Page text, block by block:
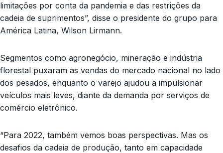
limitações por conta da pandemia e das restrições da
cadeia de suprimentos”, disse o presidente do grupo para
América Latina, Wilson Lirmann.
Segmentos como agronegócio, mineração e indústria
florestal puxaram as vendas do mercado nacional no lado
dos pesados, enquanto o varejo ajudou a impulsionar
veículos mais leves, diante da demanda por serviços de
comércio eletrônico.
“Para 2022, também vemos boas perspectivas. Mas os
desafios da cadeia de produção, tanto em capacidade